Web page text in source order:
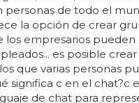
personas de todo el
la opción de crear
los empresarios
es posible
que varias personas
significa c en el chat?c
de chat para